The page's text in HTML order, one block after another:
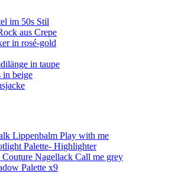
im 50s Stil
aus Crepe
in rosé-gold
in taupe
in beige
Lippenbalm Play with me
Palette- Highlighter
Nagellack Call me grey
Palette x9